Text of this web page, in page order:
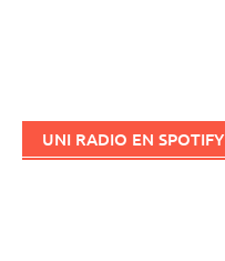
UNI RADIO EN SPOTIFY